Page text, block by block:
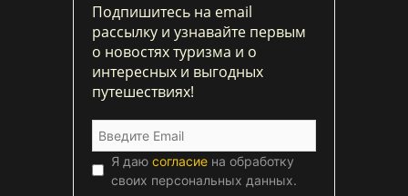
Подпишитесь на email
рассылку и узнавайте первым
о новостях туризма и о
интересных и выгодных
путешествиях!
Я даю согласие на обработку
своих персональных данных.